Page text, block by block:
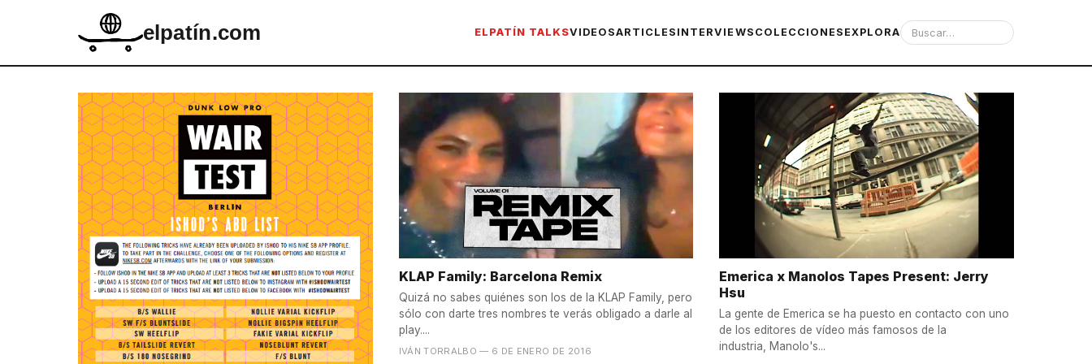
elpatín.com ELPATÍN TALKSVIDEOSARTICLES INTERVIEWS COLECCIONES EXPLORA
KLAP Family: Barcelona Remix
Quizá no sabes quiénes son los de la KLAP Family, pero
sólo con darte tres nombres te verás obligado a darle al
play....
IVÁN TORRALBO — 6 DE ENERO DE 2016
Emerica x Manolos Tapes Present: Jerry
Hsu
La gente de Emerica se ha puesto en contacto con uno
de los editores de vídeo más famosos de la
industria, Manolo's...